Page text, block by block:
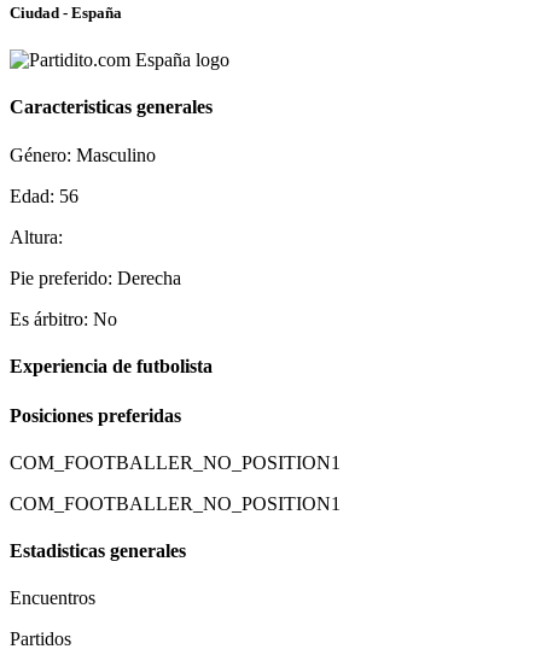
Ciudad - España
Caracteristicas generales
Género: Masculino
Edad: 56
Altura:
Pie preferido: Derecha
Es árbitro: No
Experiencia de futbolista
Posiciones preferidas
COM_FOOTBALLER_NO_POSITION1
COM_FOOTBALLER_NO_POSITION1
Estadisticas generales
Encuentros
Partidos